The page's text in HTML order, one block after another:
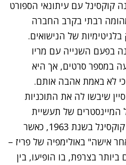
התחתנה קוקסינל עם עיתונאי הספורט
רבתי בקרב החברה
של הנישואים.
התחתנה בפעם השנייה עם מריו
במספר סרטים, אך היא
לא באמת אהבה אותם.
שיבשו לה את התוכניות
של תעשיית
הבידור הצרפתית קיבלה קוקסינל בשנת 1963, כאשר
אישה" באולימפיה של פריז –
בצרפת, בו הופיעו, בין